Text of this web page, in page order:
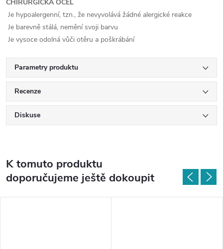
CHIRURGICKÁ OCEL
Je hypoalergenní, tzn., že nevyvolává žádné alergické reakce
Je barevně stálá, nemění svoji barvu
Je vysoce odolná vůči otěru a poškrábání
Parametry produktu
Recenze
Diskuse
K tomuto produktu
doporučujeme ještě dokoupit